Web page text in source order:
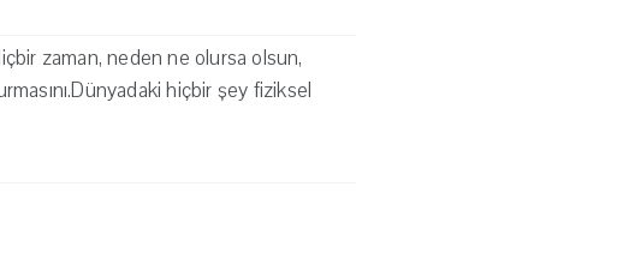
zaman, neden ne olursa olsun,
hiçbir şey fiziksel